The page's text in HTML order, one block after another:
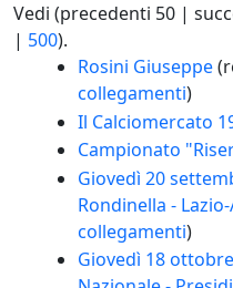
Vedi (precedenti 50 |
| 500).
Rosini Giuseppe
collegamenti)
Il Calciomercato
Campionato
Giovedì 20
Rondinella -
collegamenti)
Giovedì 18